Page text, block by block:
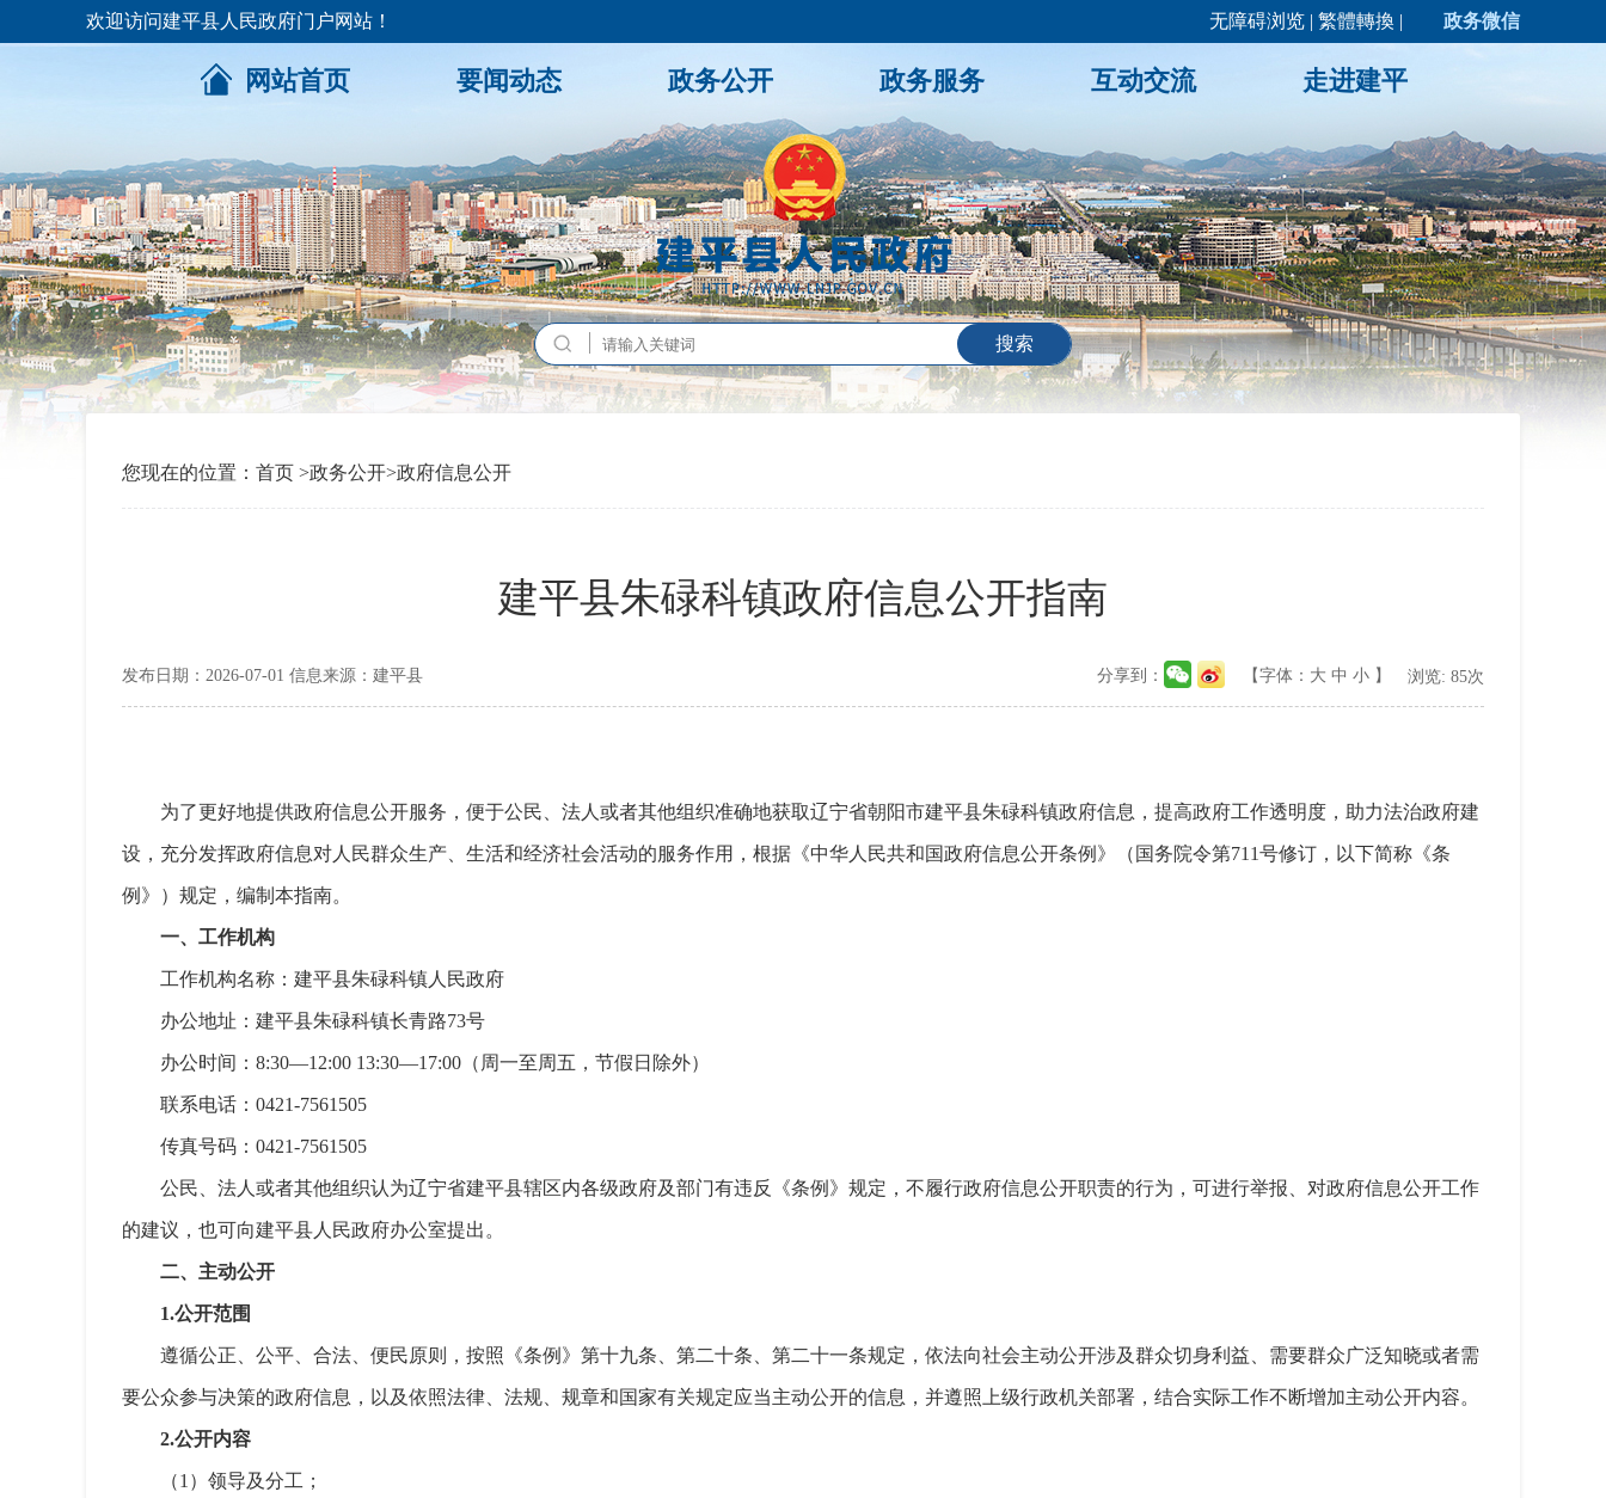
欢迎访问建平县人民政府门户网站！ 无障碍浏览 | 繁體轉換 | 政务微信
网站首页 要闻动态 政务公开 政务服务 互动交流 走进建平
您现在的位置： 首页 >政务公开>政府信息公开
建平县朱碌科镇政府信息公开指南
发布日期：2026-07-01 信息来源：建平县 【字体： 大 中 小 】 浏览: 85次
分享到：
为了更好地提供政府信息公开服务，便于公民、法人或者其他组织准确地获取辽宁省朝阳市建平县朱碌科镇政府信息，提高政府工作透明度，助力法治政府建
设，充分发挥政府信息对人民群众生产、生活和经济社会活动的服务作用，根据《中华人民共和国政府信息公开条例》（国务院令第711号修订，以下简称《条
例》）规定，编制本指南。
一、工作机构
工作机构名称：建平县朱碌科镇人民政府
办公地址：建平县朱碌科镇长青路73号
办公时间：8:30—12:00 13:30—17:00（周一至周五，节假日除外）
联系电话：0421-7561505
传真号码：0421-7561505
公民、法人或者其他组织认为辽宁省建平县辖区内各级政府及部门有违反《条例》规定，不履行政府信息公开职责的行为，可进行举报、对政府信息公开工作
的建议，也可向建平县人民政府办公室提出。
二、主动公开
1.公开范围
遵循公正、公平、合法、便民原则，按照《条例》第十九条、第二十条、第二十一条规定，依法向社会主动公开涉及群众切身利益、需要群众广泛知晓或者需
要公众参与决策的政府信息，以及依照法律、法规、规章和国家有关规定应当主动公开的信息，并遵照上级行政机关部署，结合实际工作不断增加主动公开内容。
2.公开内容
（1）领导及分工；